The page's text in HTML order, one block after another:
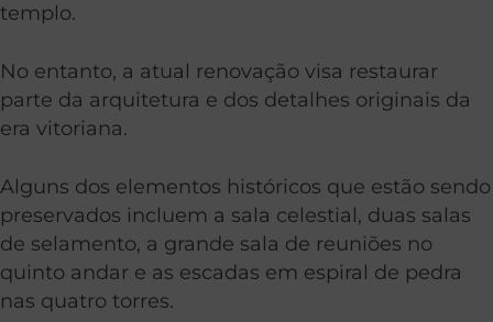
templo.
No entanto, a atual renovação visa restaurar
parte da arquitetura e dos detalhes originais da
era vitoriana.
Alguns dos elementos históricos que estão sendo
preservados incluem a sala celestial, duas salas
de selamento, a grande sala de reuniões no
quinto andar e as escadas em espiral de pedra
nas quatro torres.